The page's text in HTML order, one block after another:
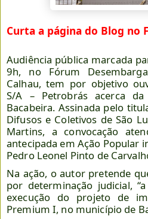
Curta a página do Blog no
Audiência pública marcada
9h, no Fórum
Calhau, tem por objetivo
S/A – Petrobrás acerca
Bacabeira. Assinada pelo
Difusos e Coletivos de São
Martins, a convocação
antecipada em Ação Popular
Pedro Leonel Pinto de
Na ação, o autor pretende
por determinação judicial,
execução do projeto de
Premium I, no município de